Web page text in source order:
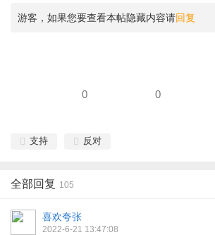
游客，如果您要查看本帖隐藏内容请回复
0 0
支持 反对
全部回复 105
喜欢夸张
2022-6-21 13:47:08